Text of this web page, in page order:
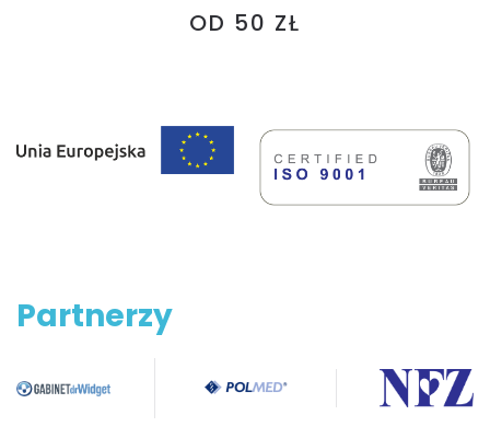
OD 50 ZŁ
Partnerzy